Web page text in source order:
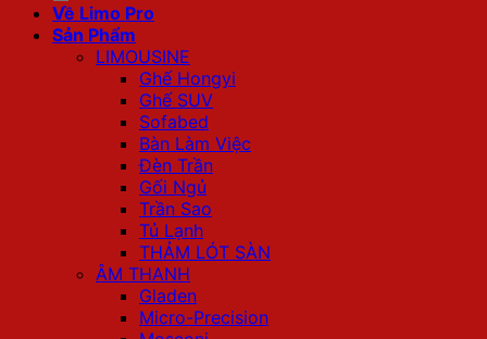
Về Limo Pro
Sản Phẩm
LIMOUSINE
Ghế Hongyi
Ghế SUV
Sofabed
Bàn Làm Việc
Đèn Trần
Gối Ngủ
Trần Sao
Tủ Lạnh
THẢM LÓT SÀN
ÂM THANH
Gladen
Micro-Precision